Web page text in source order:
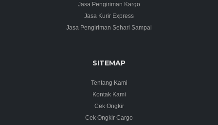
Jasa Pengiriman Kargo
Jasa Kurir Express
Jasa Pengiriman Sehari Sampai
SITEMAP
Tentang Kami
Kontak Kami
Cek Ongkir
Cek Ongkir Cargo